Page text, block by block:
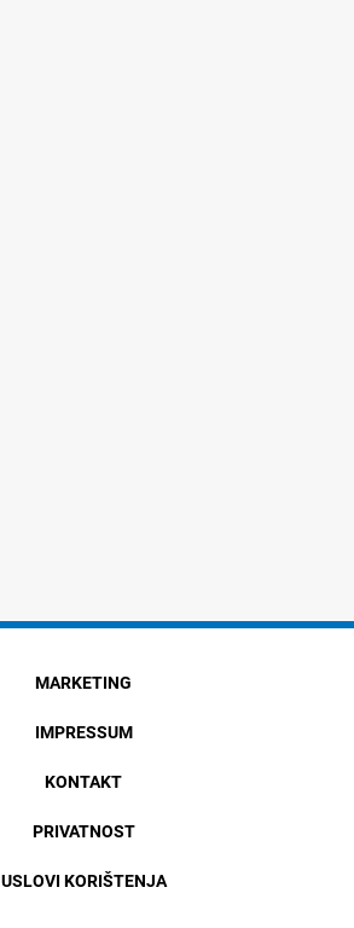
MARKETING
IMPRESSUM
KONTAKT
PRIVATNOST
USLOVI KORIŠTENJA